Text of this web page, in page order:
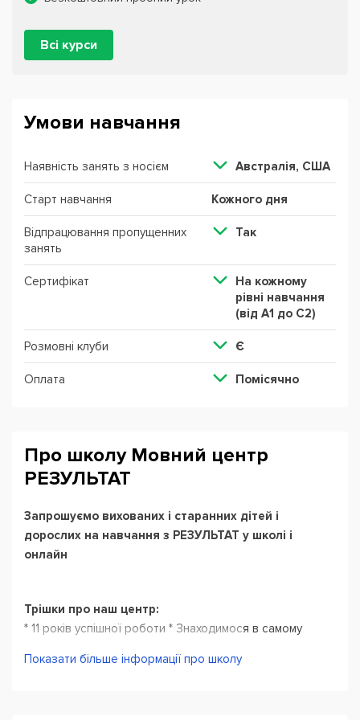
Всі курси
Умови навчання
Наявність занять з носієм Австралія, США
Старт навчання Кожного дня
Відпрацювання пропущенних
занять
Так
Сертифікат
На кожному
рівні навчання
(від А1 до С2)
Розмовні клуби Є
Оплата Помісячно
Про школу Мовний центр
РЕЗУЛЬТАТ
Запрошуємо вихованих і старанних дітей і
дорослих на навчання з РЕЗУЛЬТАТ у школі і
онлайн
Трішки про наш центр:
* 11 років успішної роботи * Знаходимося в самому
* З 2014 - перше місце серед мовних шкіл Полтави
Показати більше інформації про школу